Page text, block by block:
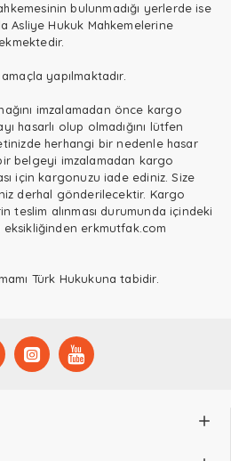
bulunmadığı yerlerde ise
Asliye Hukuk Mahkemelerine
yapılmaktadır.
imzalamadan önce kargo
hasarlı olup olmadığını lütfen
herhangi bir nedenle hasar
belgeyi imzalamadan kargo
için kargonuzu iade ediniz. Size
derhal gönderilecektir. Kargo
teslim alınması durumunda içindeki
erkmutfak.com
Türk Hukukuna tabidir.